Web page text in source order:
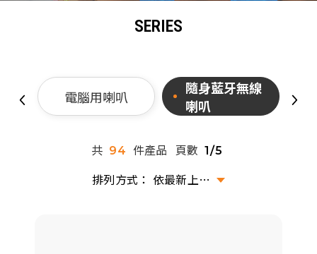
派對喇
SERIES
電腦用喇叭
隨身藍牙無線
喇叭
共 94 件產品 頁數 1/5
依最新上架排序